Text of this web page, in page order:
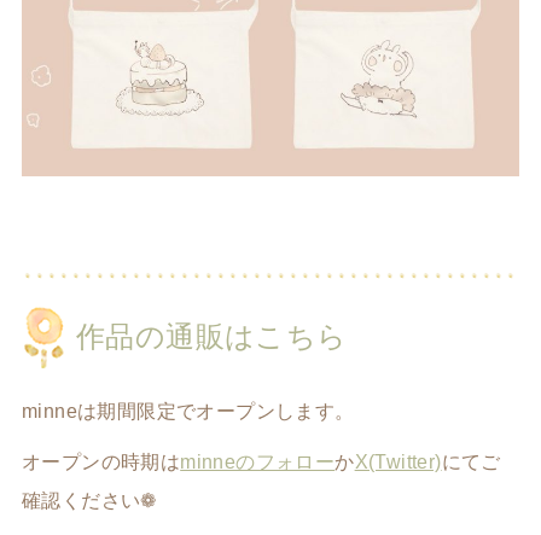
作品の通販はこちら
minneは期間限定でオープンします。
オープンの時期はminneのフォローかX(Twitter)にてご
確認ください❁